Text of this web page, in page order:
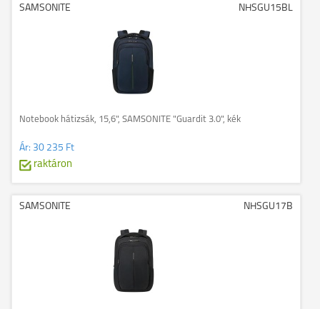
SAMSONITE NHSGU15BL
Notebook hátizsák, 15,6", SAMSONITE "Guardit 3.0", kék
Ár: 30 235 Ft
raktáron
SAMSONITE NHSGU17B